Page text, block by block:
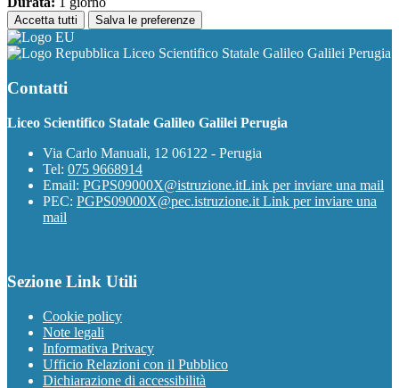
Accetta tutti Salva le preferenze
Liceo Scientifico Statale Galileo Galilei Perugia
Contatti
Liceo Scientifico Statale Galileo Galilei Perugia
Via Carlo Manuali, 12 06122 - Perugia
Tel: 075 9668914
Email: PGPS09000X@istruzione.itLink per inviare una mail
PEC: PGPS09000X@pec.istruzione.it Link per inviare una
mail
Sezione Link Utili
Cookie policy
Note legali
Informativa Privacy
Ufficio Relazioni con il Pubblico
Dichiarazione di accessibilità